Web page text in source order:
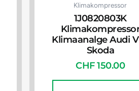
Klimakompressor
1J0820803K
Klimaanalge Audi
Skoda
CHF150.00